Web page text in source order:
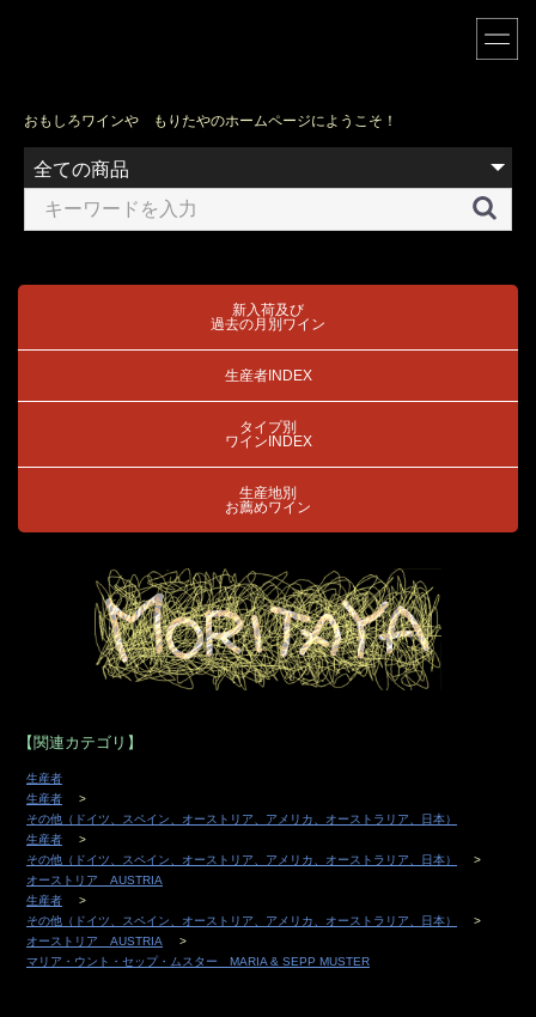
おもしろワインや もりたやのホームページにようこそ！
新入荷及び
過去の月別ワイン
生産者INDEX
タイプ別
ワインINDEX
生産地別
お薦めワイン
【関連カテゴリ】
生産者
生産者
その他（ドイツ、スペイン、オーストリア、アメリカ、オーストラリア、日本）
生産者
その他（ドイツ、スペイン、オーストリア、アメリカ、オーストラリア、日本）
オーストリア AUSTRIA
生産者
その他（ドイツ、スペイン、オーストリア、アメリカ、オーストラリア、日本）
オーストリア AUSTRIA
マリア・ウント・セップ・ムスター MARIA & SEPP MUSTER